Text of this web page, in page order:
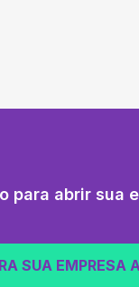
para abrir sua
SUA EMPRESA